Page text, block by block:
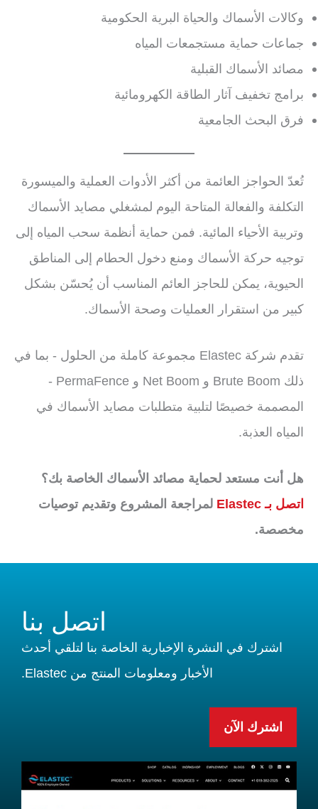
وكالات الأسماك والحياة البرية الحكومية
جماعات حماية مستجمعات المياه
مصائد الأسماك القبلية
برامج تخفيف آثار الطاقة الكهرومائية
فرق البحث الجامعية
تُعدّ الحواجز العائمة من أكثر الأدوات العملية والميسورة
التكلفة والفعالة المتاحة اليوم لمشغلي مصايد الأسماك
وتربية الأحياء المائية. فمن حماية أنظمة سحب المياه إلى
توجيه حركة الأسماك ومنع دخول الحطام إلى المناطق
الحيوية، يمكن للحاجز العائم المناسب أن يُحسّن بشكل
كبير من استقرار العمليات وصحة الأسماك.
تقدم شركة Elastec مجموعة كاملة من الحلول - بما في
ذلك Brute Boom و Net Boom و PermaFence -
المصممة خصيصًا لتلبية متطلبات مصايد الأسماك في
المياه العذبة.
هل أنت مستعد لحماية مصائد الأسماك الخاصة بك؟
اتصل بـ Elastec
لمراجعة المشروع وتقديم توصيات
مخصصة.
اتصل بنا
اشترك في النشرة الإخبارية الخاصة بنا لتلقي أحدث
الأخبار ومعلومات المنتج من Elastec.
اشترك الآن